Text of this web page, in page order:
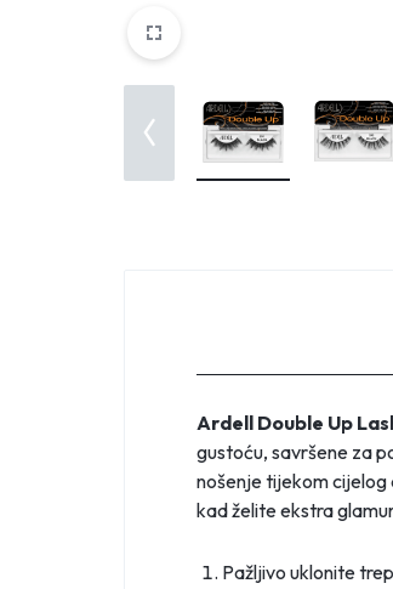
Ardell Double Up
gustoću, savršene za
nošenje tijekom cijelog
kad želite ekstra
Pažljivo uklonite